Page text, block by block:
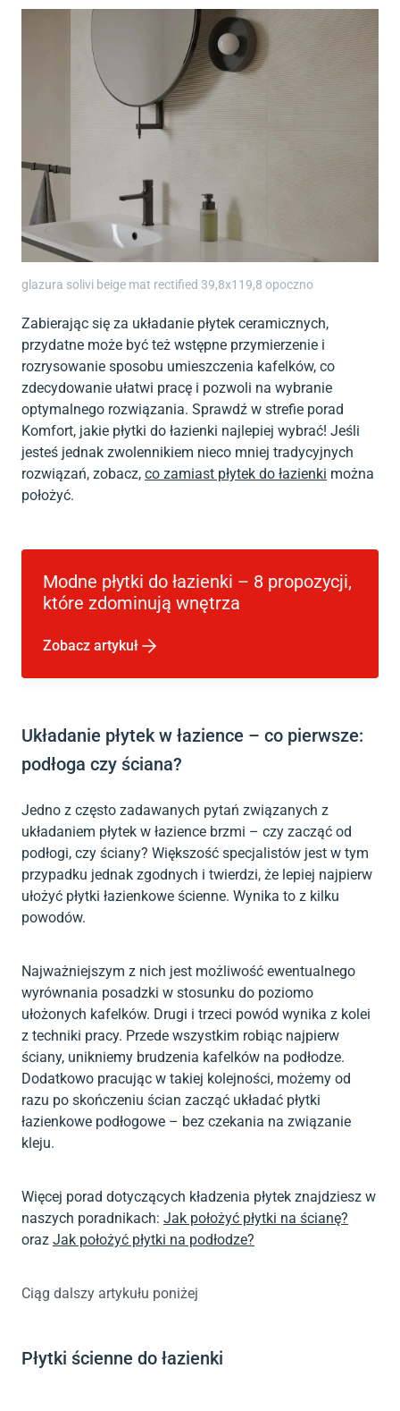
glazura solivi beige mat rectified 39,8x119,8 opoczno
Zabierając się za układanie płytek ceramicznych,
przydatne może być też wstępne przymierzenie i
rozrysowanie sposobu umieszczenia kafelków, co
zdecydowanie ułatwi pracę i pozwoli na wybranie
optymalnego rozwiązania. Sprawdź w strefie porad
Komfort, jakie płytki do łazienki najlepiej wybrać! Jeśli
jesteś jednak zwolennikiem nieco mniej tradycyjnych
rozwiązań, zobacz, co zamiast płytek do łazienki można
położyć.
Modne płytki do łazienki – 8 propozycji,
które zdominują wnętrza
Zobacz artykuł
Układanie płytek w łazience – co pierwsze:
podłoga czy ściana?
Jedno z często zadawanych pytań związanych z
układaniem płytek w łazience brzmi – czy zacząć od
podłogi, czy ściany? Większość specjalistów jest w tym
przypadku jednak zgodnych i twierdzi, że lepiej najpierw
ułożyć płytki łazienkowe ścienne. Wynika to z kilku
powodów.
Najważniejszym z nich jest możliwość ewentualnego
wyrównania posadzki w stosunku do poziomo
ułożonych kafelków. Drugi i trzeci powód wynika z kolei
z techniki pracy. Przede wszystkim robiąc najpierw
ściany, unikniemy brudzenia kafelków na podłodze.
Dodatkowo pracując w takiej kolejności, możemy od
razu po skończeniu ścian zacząć układać płytki
łazienkowe podłogowe – bez czekania na związanie
kleju.
Więcej porad dotyczących kładzenia płytek znajdziesz w
naszych poradnikach: Jak położyć płytki na ścianę?
oraz Jak położyć płytki na podłodze?
Ciąg dalszy artykułu poniżej
Płytki ścienne do łazienki